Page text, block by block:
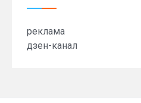
реклама
дзен-канал